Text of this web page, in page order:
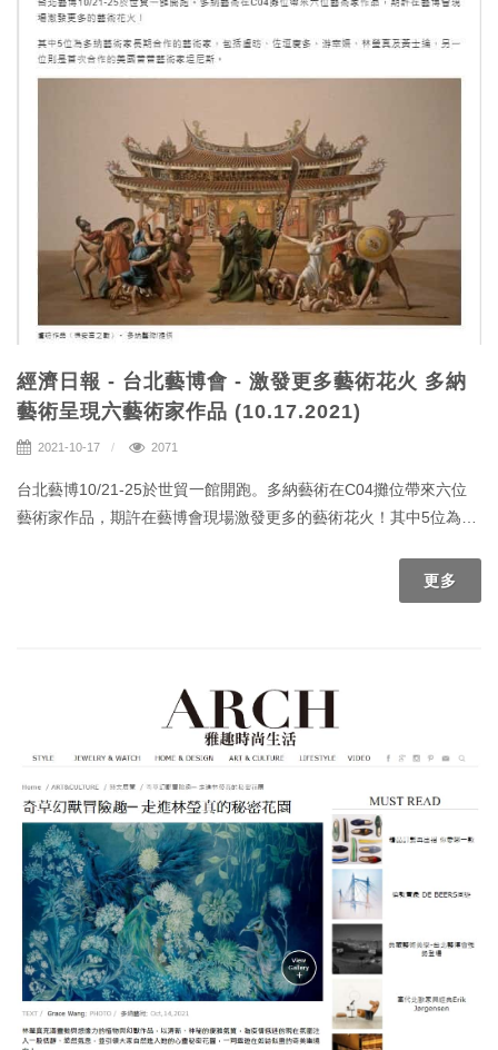
經濟日報 - 台北藝博會 - 激發更多藝術花火 多納
藝術呈現六藝術家作品 (10.17.2021)
2021-10-17 2071
台北藝博10/21-25於世貿一館開跑。多納藝術在C04攤位帶來六位
藝術家作品，期許在藝博會現場激發更多的藝術花火！其中5位為多
真及黃士綸，另一位則是首次合作的美國普普藝術家坦尼斯。更多